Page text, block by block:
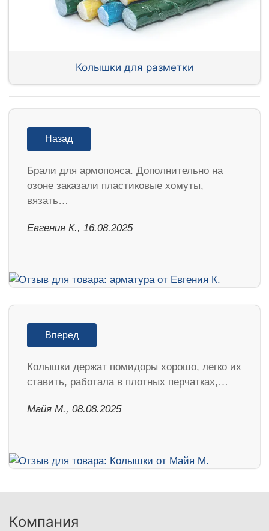
Колышки для разметки
Назад
Брали для армопояса. Дополнительно на
озоне заказали пластиковые хомуты,
вязать…
Евгения К., 16.08.2025
Вперед
Колышки держат помидоры хорошо, легко их
ставить, работала в плотных перчатках,…
Майя М., 08.08.2025
Компания